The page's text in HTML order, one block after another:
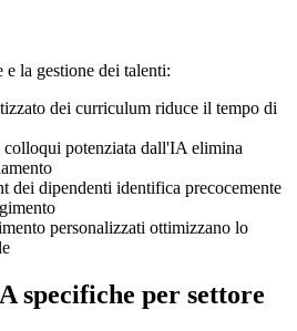
la gestione dei talenti:
dei curriculum riduce il tempo di
potenziata dall'IA elimina
dei dipendenti identifica precocemente
personalizzati ottimizzano lo
specifiche per settore